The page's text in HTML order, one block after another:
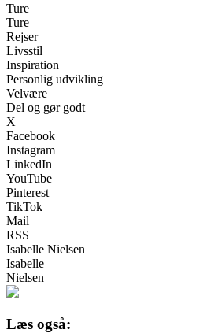
Ture
Ture
Rejser
Livsstil
Inspiration
Personlig udvikling
Velvære
Del og gør godt
X
Facebook
Instagram
LinkedIn
YouTube
Pinterest
TikTok
Mail
RSS
Isabelle Nielsen
Isabelle
Nielsen
Læs også: